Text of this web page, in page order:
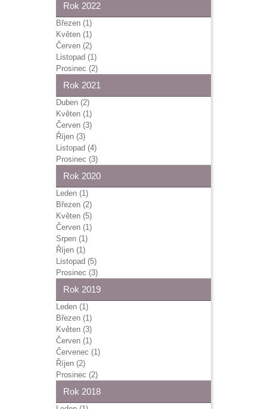
Rok 2022
Březen (1)
Květen (1)
Červen (2)
Listopad (1)
Prosinec (2)
Rok 2021
Duben (2)
Květen (1)
Červen (3)
Říjen (3)
Listopad (4)
Prosinec (3)
Rok 2020
Leden (1)
Březen (2)
Květen (5)
Červen (1)
Srpen (1)
Říjen (1)
Listopad (5)
Prosinec (3)
Rok 2019
Leden (1)
Březen (1)
Květen (3)
Červen (1)
Červenec (1)
Říjen (2)
Prosinec (2)
Rok 2018